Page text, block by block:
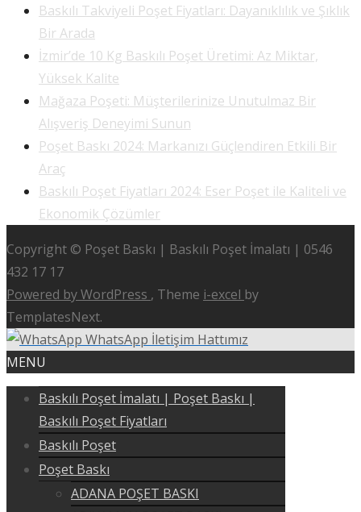
Baskılı Takviyeli Poşet Fiyatları: Dayanıklılık ve Şıklık
Bir Arada
İzmir’de 10 Kg Baskılı Poşet Üretimi: Az Miktar,
Yüksek Kalite
Mağaza Poşeti: Müşterilerinize Unutulmaz Bir
Alışveriş Deneyimi Sunun
Poşet Baskı 2024: Markanızı Güçlendiren Etkili Bir
Araç
Baskılı Poşet Fiyatları 2024: Eser Poşet ile Kaliteli ve
Ekonomik Çözümler
Copyright © Poşet Baskı | Baskılı Poşet İmalatı | 0546
432 17 17
Powered by WordPress , Theme i-excel by
TemplatesNext.
WhatsApp İletişim Hattımız
MENU
Baskılı Poşet İmalatı | Poşet Baskı |
Baskılı Poşet Fiyatları
Baskılı Poşet
Poşet Baskı
ADANA POŞET BASKI